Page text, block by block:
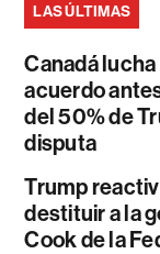
LAS ÚLTIMAS
Canadá
acuerdo
del 50% de
disputa
Trump
destituir a la
Cook de la